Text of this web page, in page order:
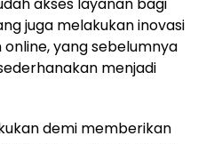
akses layanan bagi
juga melakukan inovasi
yang sebelumnya
menjadi
demi memberikan